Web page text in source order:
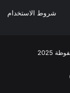
شروط الاستخدام